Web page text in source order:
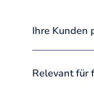
Ihre Kunden
Relevant für